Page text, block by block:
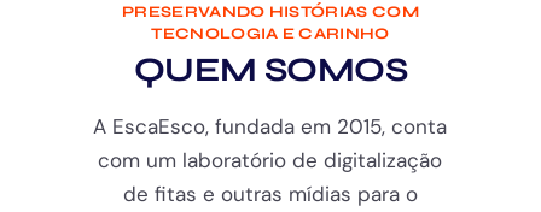
PRESERVANDO HISTÓRIAS COM
TECNOLOGIA E CARINHO
QUEM SOMOS
A EscaEsco, fundada em 2015, conta
com um laboratório de digitalização
de fitas e outras mídias para o